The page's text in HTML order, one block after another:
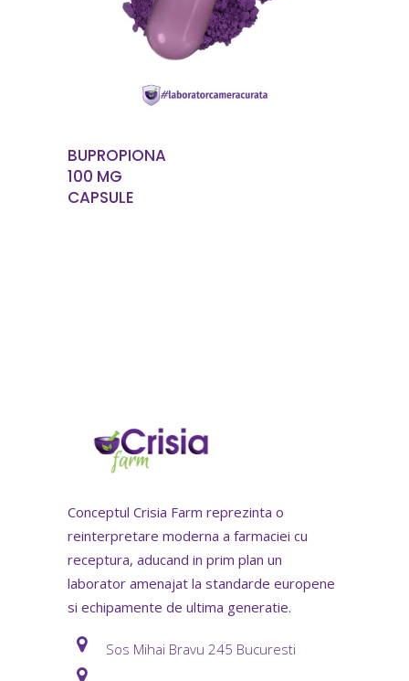
BUPROPIONA
100 MG
CAPSULE
Conceptul Crisia Farm reprezinta o
reinterpretare moderna a farmaciei cu
receptura, aducand in prim plan un
laborator amenajat la standarde europene
si echipamente de ultima generatie.
Sos Mihai Bravu 245 Bucuresti